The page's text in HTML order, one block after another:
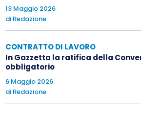
calcolo complessivo.
13 Maggio 2026
di Redazione
CONTRATTO DI LAVORO
In Gazzetta la ratifica della
obbligatorio
6 Maggio 2026
di Redazione